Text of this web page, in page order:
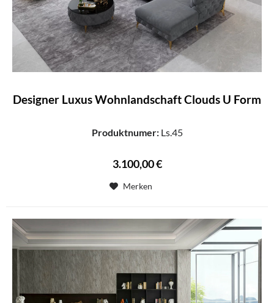
Designer Luxus Wohnlandschaft Clouds U Form
Produktnumer:Ls.45
3.100,00 €
Merken